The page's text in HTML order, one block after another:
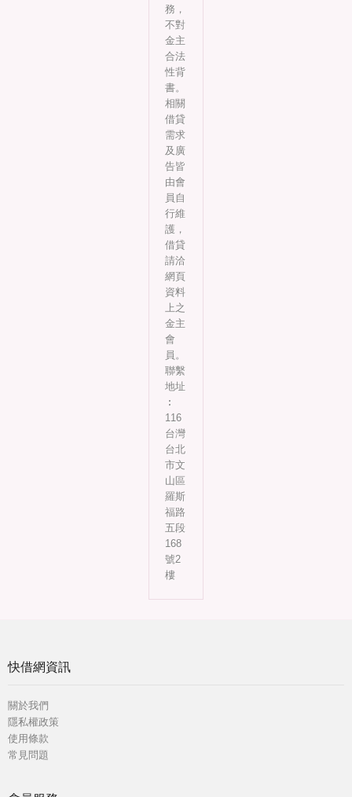
務，
不對
金主
合法
性背
書。
相關
借貸
需求
及廣
告皆
由會
員自
行維
護，
借貸
請洽
網頁
資料
上之
金主
會
員。
聯繫
地址
︰
116
台灣
台北
市文
山區
羅斯
福路
五段
168
號2
樓
快借網資訊
關於我們
隱私權政策
使用條款
常見問題